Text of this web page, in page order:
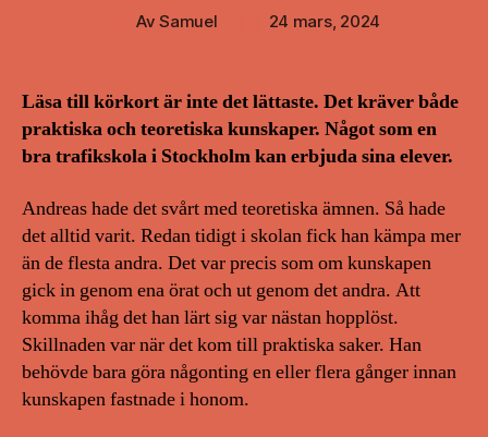
Inläggsförfattare
AvSamuel Inläggsdatum
24 mars, 2024
Läsa till körkort är inte det lättaste. Det kräver både
praktiska och teoretiska kunskaper. Något som en
bra trafikskola i Stockholm kan erbjuda sina elever.
Andreas hade det svårt med teoretiska ämnen. Så hade
det alltid varit. Redan tidigt i skolan fick han kämpa mer
än de flesta andra. Det var precis som om kunskapen
gick in genom ena örat och ut genom det andra. Att
komma ihåg det han lärt sig var nästan hopplöst.
Skillnaden var när det kom till praktiska saker. Han
behövde bara göra någonting en eller flera gånger innan
kunskapen fastnade i honom.